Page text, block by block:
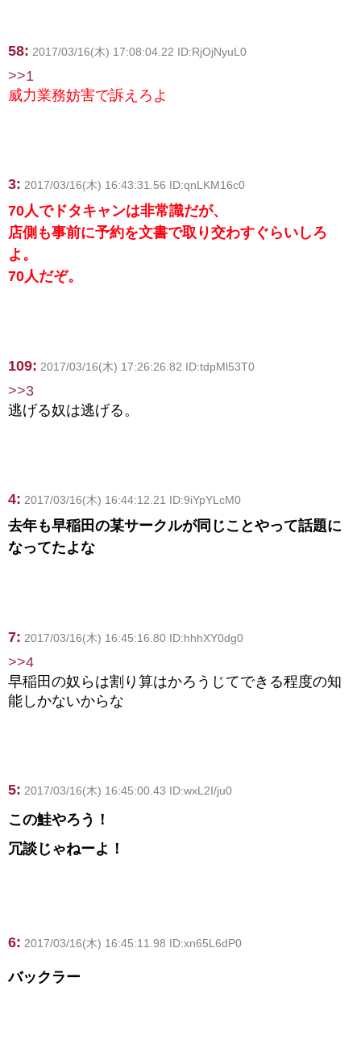
58: 2017/03/16(木) 17:08:04.22 ID:RjOjNyuL0
>>1
威力業務妨害で訴えろよ
3: 2017/03/16(木) 16:43:31.56 ID:qnLKM16c0
70人でドタキャンは非常識だが、
店側も事前に予約を文書で取り交わすぐらいしろ
よ。
70人だぞ。
109: 2017/03/16(木) 17:26:26.82 ID:tdpMl53T0
>>3
逃げる奴は逃げる。
4: 2017/03/16(木) 16:44:12.21 ID:9iYpYLcM0
去年も早稲田の某サークルが同じことやって話題に
なってたよな
7: 2017/03/16(木) 16:45:16.80 ID:hhhXY0dg0
>>4
早稲田の奴らは割り算はかろうじてできる程度の知
能しかないからな
5: 2017/03/16(木) 16:45:00.43 ID:wxL2I/ju0
この鮭やろう！
冗談じゃねーよ！
6: 2017/03/16(木) 16:45:11.98 ID:xn65L6dP0
バックラー